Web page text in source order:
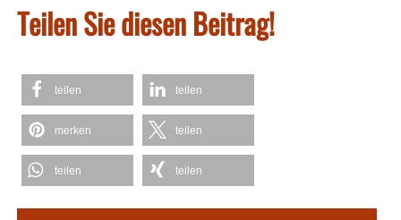
Teilen Sie diesen Beitrag!
teilen teilen
merken teilen
teilen teilen